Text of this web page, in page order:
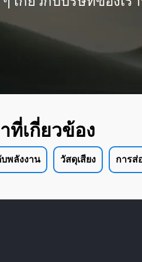
ที่เกี่ยวข้อง
บพลังงาน วัสดุเสียง การส่